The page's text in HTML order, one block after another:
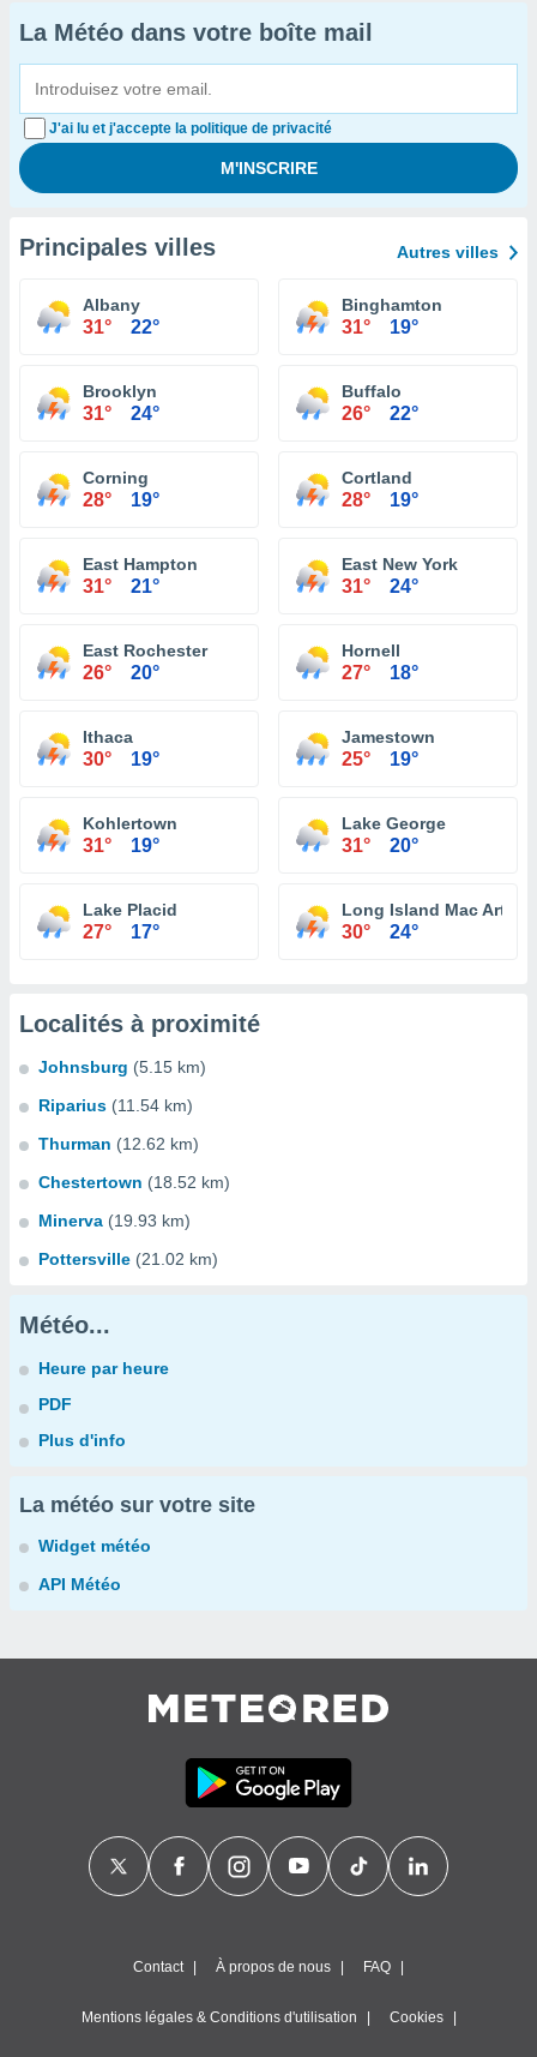
La Météo dans votre boîte mail
J'ai lu et j'accepte la politique de privacité
Principales villes Autres villes
Albany
31° 22°
Binghamton
31° 19°
Brooklyn
31° 24°
Buffalo
26° 22°
Corning
28° 19°
Cortland
28° 19°
East Hampton
31° 21°
East New York
31° 24°
East Rochester
26° 20°
Hornell
27° 18°
Ithaca
30° 19°
Jamestown
25° 19°
Kohlertown
31° 19°
Lake George
31° 20°
Lake Placid
27° 17°
Long Island Mac
30° 24°
Localités à proximité
Johnsburg (5.15 km)
Riparius (11.54 km)
Thurman (12.62 km)
Chestertown (18.52 km)
Minerva (19.93 km)
Pottersville (21.02 km)
Météo...
Heure par heure
PDF
Plus d'info
La météo sur votre site
Widget météo
API Météo
Contact À propos de nous FAQ
Mentions légales & Conditions d'utilisation Cookies